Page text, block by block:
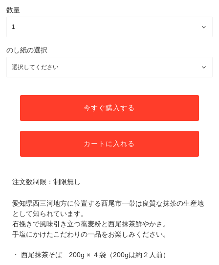
数量
のし紙の選択
今すぐ購入する
カートに入れる
注文数制限：制限無し
愛知県西三河地方に位置する西尾市一帯は良質な抹茶の生産地
として知られています。
石挽きで風味引き立つ蕎麦粉と西尾抹茶鮮やかさ。
手塩にかけたこだわりの一品をお楽しみください。
・ 西尾抹茶そば 200g × ４袋（200gは約２人前）